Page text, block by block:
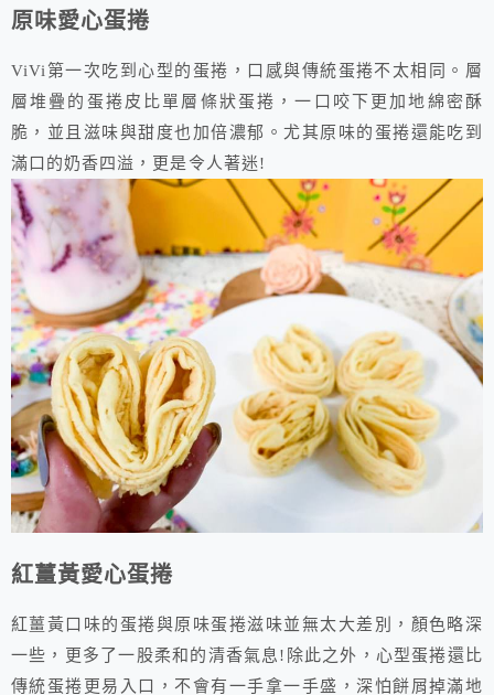
原味愛心蛋捲
ViVi第一次吃到心型的蛋捲，口感與傳統蛋捲不太相同。層
層堆疊的蛋捲皮比單層條狀蛋捲，一口咬下更加地綿密酥
脆，並且滋味與甜度也加倍濃郁。尤其原味的蛋捲還能吃到
滿口的奶香四溢，更是令人著迷!
紅薑黃愛心蛋捲
紅薑黃口味的蛋捲與原味蛋捲滋味並無太大差別，顏色略深
一些，更多了一股柔和的清香氣息!除此之外，心型蛋捲還比
傳統蛋捲更易入口，不會有一手拿一手盛，深怕餅屑掉滿地